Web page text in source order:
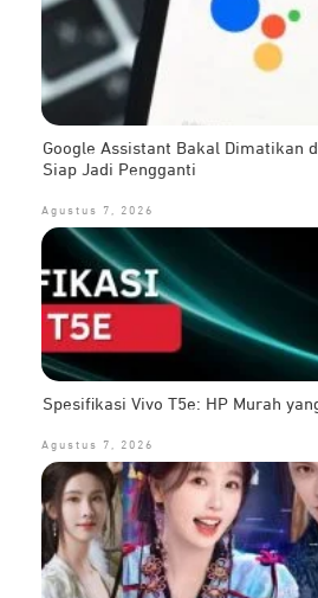
Google Assistant Bakal Dimatikan
Siap Jadi Pengganti
Agustus 7, 2026
Spesifikasi Vivo T5e: HP Murah
Agustus 7, 2026